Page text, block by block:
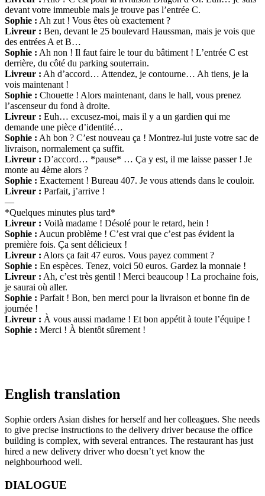
devant votre immeuble mais je trouve pas l’entrée C.
Sophie : Ah zut ! Vous êtes où exactement ?
Livreur : Ben, devant le 25 boulevard Haussman, mais je vois que
des entrées A et B…
Sophie : Ah non ! Il faut faire le tour du bâtiment ! L’entrée C est
derrière, du côté du parking souterrain.
Livreur : Ah d’accord… Attendez, je contourne… Ah tiens, je la
vois maintenant !
Sophie : Chouette ! Alors maintenant, dans le hall, vous prenez
l’ascenseur du fond à droite.
Livreur : Euh… excusez-moi, mais il y a un gardien qui me
demande une pièce d’identité…
Sophie : Ah bon ? C’est nouveau ça ! Montrez-lui juste votre sac de
livraison, normalement ça suffit.
Livreur : D’accord… *pause* … Ça y est, il me laisse passer ! Je
monte au 4ème alors ?
Sophie : Exactement ! Bureau 407. Je vous attends dans le couloir.
Livreur : Parfait, j’arrive !
—
*Quelques minutes plus tard*
Livreur : Voilà madame ! Désolé pour le retard, hein !
Sophie : Aucun problème ! C’est vrai que c’est pas évident la
première fois. Ça sent délicieux !
Livreur : Alors ça fait 47 euros. Vous payez comment ?
Sophie : En espèces. Tenez, voici 50 euros. Gardez la monnaie !
Livreur : Ah, c’est très gentil ! Merci beaucoup ! La prochaine fois,
je saurai où aller.
Sophie : Parfait ! Bon, ben merci pour la livraison et bonne fin de
journée !
Livreur : À vous aussi madame ! Et bon appétit à toute l’équipe !
Sophie : Merci ! À bientôt sûrement !
English translation
Sophie orders Asian dishes for herself and her colleagues. She needs
to give precise instructions to the delivery driver because the office
building is complex, with several entrances. The restaurant has just
hired a new delivery driver who doesn’t yet know the
neighbourhood well.
DIALOGUE